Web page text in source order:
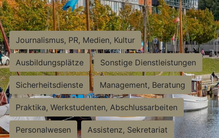
Journalismus, PR, Medien, Kultur
Ausbildungsplätze Sonstige Dienstleistungen
Sicherheitsdienste Management, Beratung
Praktika, Werkstudenten, Abschlussarbeiten
Personalwesen Assistenz, Sekretariat